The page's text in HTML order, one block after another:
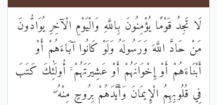
لَا تَجِدُ قَوْمًا يُؤْمِنُونَ بِاللَّهِ وَالْيَوْمِ الْآخِرِ يُوَادُّونَ
مَنْ حَادَّ اللَّهَ وَرَسُولَهُ وَلَوْ كَانُوا آبَاءَهُمْ أَوْ
أَبْنَاءَهُمْ أَوْ إِخْوَانَهُمْ أَوْ عَشِيرَتَهُمْ ۚ أُولَٰئِكَ كَتَبَ
فِي قُلُوبِهِمُ الْإِيمَانَ وَأَيَّدَهُمْ بِرُوحٍ مِنْهُ ۖ